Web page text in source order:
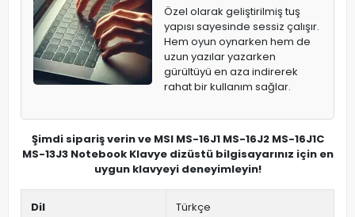
Özel olarak geliştirilmiş tuş
yapısı sayesinde sessiz çalışır.
Hem oyun oynarken hem de
uzun yazılar yazarken
gürültüyü en aza indirerek
rahat bir kullanım sağlar.
Şimdi sipariş verin ve MSI MS-16J1 MS-16J2 MS-16J1C
MS-13J3 Notebook Klavye dizüstü bilgisayarınız için en
uygun klavyeyi deneyimleyin!
Dil Türkçe